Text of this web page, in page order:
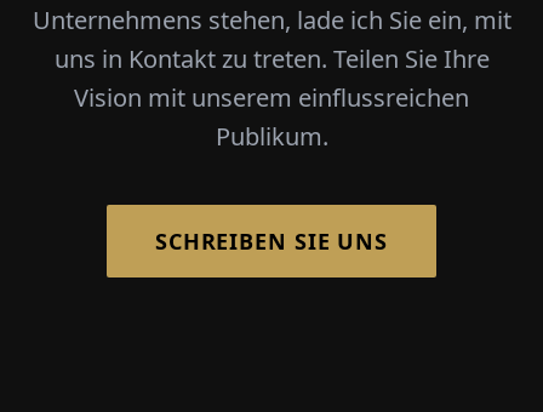
Unternehmens stehen, lade ich Sie ein, mit
uns in Kontakt zu treten. Teilen Sie Ihre
Vision mit unserem einflussreichen
Publikum.
SCHREIBEN SIE UNS